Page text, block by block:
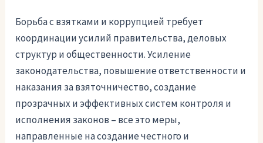
Борьба с взятками и коррупцией требует
координации усилий правительства, деловых
структур и общественности. Усиление
законодательства, повышение ответственности и
наказания за взяточничество, создание
прозрачных и эффективных систем контроля и
исполнения законов – все это меры,
направленные на создание честного и